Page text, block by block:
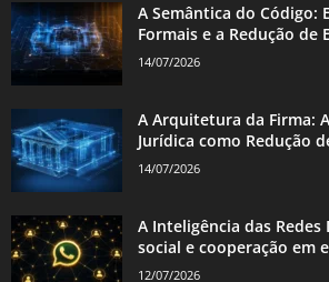
A Semântica do Código:
Formais e a Redução de
14/07/2026
A Arquitetura da Firma:
Jurídica como Redução
14/07/2026
A Inteligência das
social e cooperação em
12/07/2026